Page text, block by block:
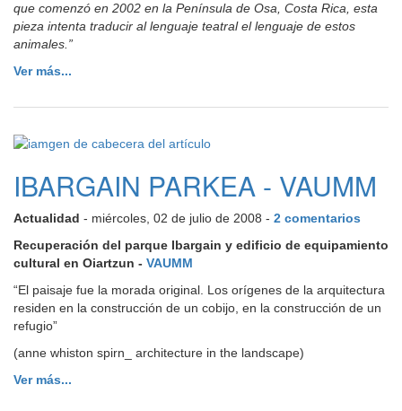
que comenzó en 2002 en la Península de Osa, Costa Rica, esta
pieza intenta traducir al lenguaje teatral el lenguaje de estos
animales.”
Ver más...
IBARGAIN PARKEA - VAUMM
Actualidad - miércoles, 02 de julio de 2008 - 2 comentarios
Recuperación del parque Ibargain y edificio de equipamiento
cultural en Oiartzun - VAUMM
“El paisaje fue la morada original. Los orígenes de la arquitectura
residen en la construcción de un cobijo, en la construcción de un
refugio”
(anne whiston spirn_ architecture in the landscape)
Ver más...